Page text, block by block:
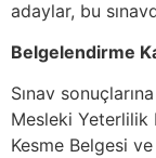
adaylar, bu
Belgelendirme
Sınav
Mesleki Yeterlilik
Kesme Belgesi